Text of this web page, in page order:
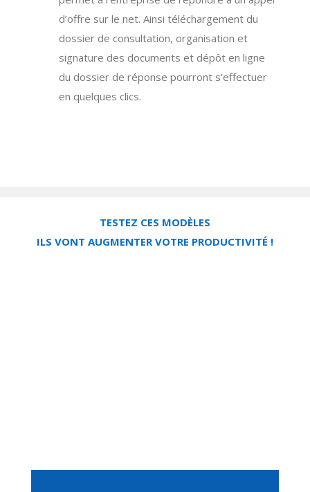
d’offre sur le net. Ainsi téléchargement du
dossier de consultation, organisation et
signature des documents et dépôt en ligne
du dossier de réponse pourront s’effectuer
en quelques clics.
TESTEZ CES MODÈLES
ILS VONT AUGMENTER VOTRE PRODUCTIVITÉ !